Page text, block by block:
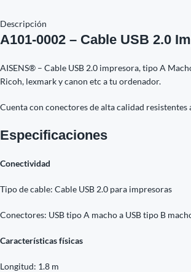
Descripción
A101-0002 – Cable USB 2.0
AISENS® – Cable USB 2.0 impresora, tipo A
Ricoh, lexmark y canon etc a tu ordenador.
Cuenta con conectores de alta calidad
Especificaciones
Conectividad
Tipo de cable: Cable USB 2.0 para impresoras
Conectores: USB tipo A macho a USB tipo B
Características físicas
Longitud: 1.8 m